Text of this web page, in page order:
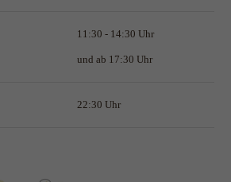
11:30 - 14:30 Uhr
und ab 17:30 Uhr
22:30 Uhr